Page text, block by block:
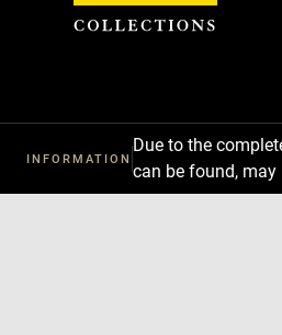
INFORMATION
Due to the
can be found, may
Cookies management panel